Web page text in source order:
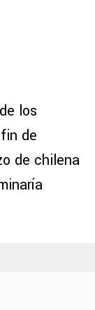
los
de
de chilena